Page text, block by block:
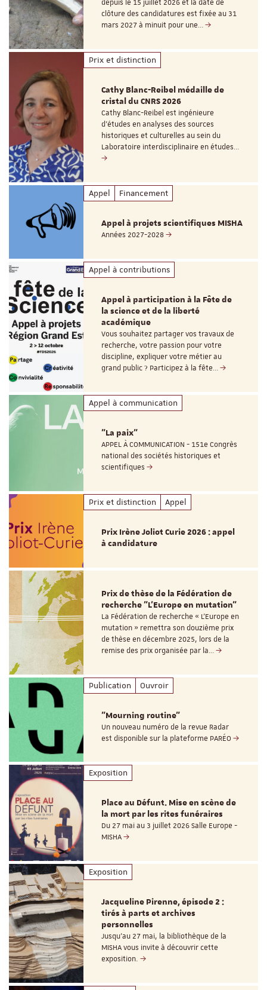
depuis le 15 juillet 2026 et la date de
clôture des candidatures est fixée au 31
mars 2027 à minuit pour une…
Prix et distinction
Cathy Blanc-Reibel médaille de
cristal du CNRS 2026
Cathy Blanc-Reibel est ingénieure
d’études en analyses des sources
historiques et culturelles au sein du
Laboratoire interdisciplinaire en études…
Appel Financement
Appel à projets scientifiques MISHA
Années 2027-2028
Appel à contributions
Appel à participation à la Fête de
la science et de la liberté
académique
Vous souhaitez partager vos travaux de
recherche, votre passion pour votre
discipline, expliquer votre métier au
grand public ? Participez à la fête…
Appel à communication
"La paix"
APPEL À COMMUNICATION - 151e Congrès
national des sociétés historiques et
scientifiques
Prix et distinction Appel
Prix Irène Joliot Curie 2026 : appel
à candidature
Prix de thèse de la Fédération de
recherche "L’Europe en mutation"
La Fédération de recherche « L’Europe en
mutation » remettra son douzième prix
de thèse en décembre 2025, lors de la
remise des prix organisée par la…
Publication Ouvroir
"Mourning routine"
Un nouveau numéro de la revue Radar
est disponible sur la plateforme PARÉO
Exposition
Place au Défunt. Mise en scène de
la mort par les rites funéraires
Du 27 mai au 3 juillet 2026 Salle Europe -
MISHA
Exposition
Jacqueline Pirenne, épisode 2 :
tirés à parts et archives
personnelles
Jusqu’au 27 mai, la bibliothèque de la
MISHA vous invite à découvrir cette
exposition.